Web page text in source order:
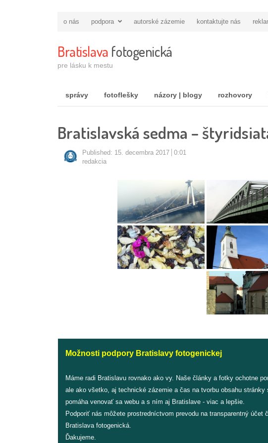
o nás podpora autorské zázemie kontaktujte nás
Bratislava fotogenická
pre lásku k mestu
správy fotoflešky názory | blogy rozhovory
Bratislavská sedma –
Published: 15. decembra 2017 0:01
Autor/ka
redakcia
Možnosti podpory Bratislavy fotogenickej
Máme radi Bratislavu rovnako ako vy. Naše články a fotky ochotne
ale ako všetko, aj technické zázemie a čas na tvorbu obsahu stránky
pomáha venovať sa webu a s ním aj Bratislave - viac a lepšie.
Podporiť nás môžete prostredníctvom prevodu na transparentný účet
Bratislava fotogenická.
Ďakujeme.